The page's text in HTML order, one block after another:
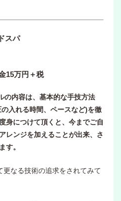
スパ
15万円＋税
の内容は、基本的な手技方法
入れる時間、ペースなど)を徹
身につけて頂くと、今までご自
レンジを加えることが出来、さ
す。
なる技術の追求をされてみて